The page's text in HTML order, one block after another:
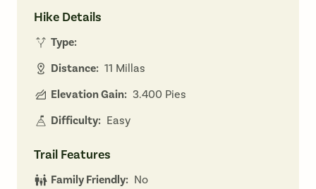
Hike Details
Type:
Distance: 11 Millas
Elevation Gain: 3.400 Pies
Difficulty: Easy
Trail Features
Family Friendly: No